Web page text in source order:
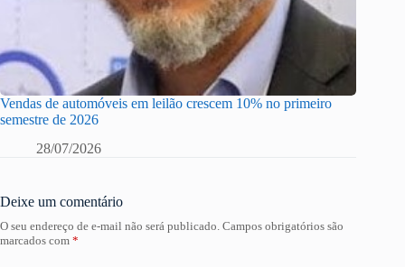
Vendas de automóveis em leilão crescem 10% no primeiro
semestre de 2026
28/07/2026
Deixe um comentário
O seu endereço de e-mail não será publicado. Campos obrigatórios são
marcados com *